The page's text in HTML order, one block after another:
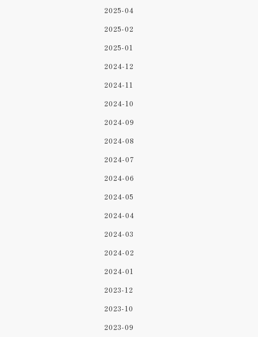
2025-04
2025-02
2025-01
2024-12
2024-11
2024-10
2024-09
2024-08
2024-07
2024-06
2024-05
2024-04
2024-03
2024-02
2024-01
2023-12
2023-10
2023-09